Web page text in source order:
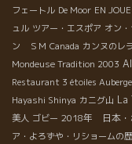
フェートル De Moor EN
ュル ツアー・エスポア オン
ン ＳＭ Canada カンヌのレ
Mondeuse Tradition 2003
Restaurant 3 étoiles
Hayashi Shinya カニグ山 La
美人 ゴビー 2018年 日本・
ア・よろずや・リショームの